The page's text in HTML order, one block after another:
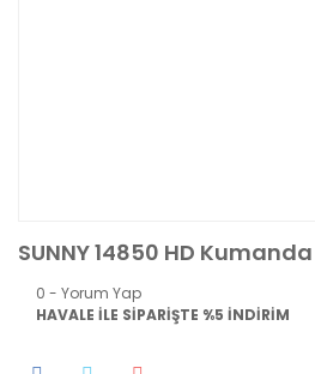
SUNNY 14850 HD Kumanda
0 - Yorum Yap
HAVALE İLE SİPARİŞTE %5 İNDİRİM